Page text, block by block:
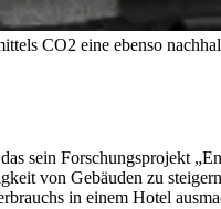
CO2 eine ebenso
sein Forschungsprojekt
von Gebäuden zu
in einem Hotel